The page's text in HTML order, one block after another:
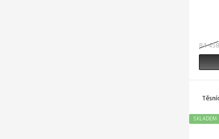
84
SKLADEM